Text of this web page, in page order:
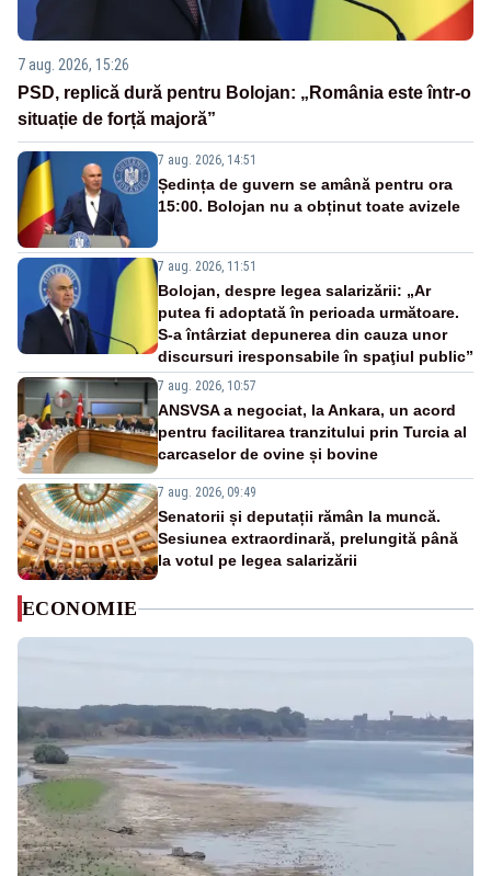
7 aug. 2026, 15:26
PSD, replică dură pentru Bolojan: „România este într-o
situație de forță majoră”
7 aug. 2026, 14:51
Ședința de guvern se amână pentru ora
15:00. Bolojan nu a obținut toate avizele
7 aug. 2026, 11:51
Bolojan, despre legea salarizării: „Ar
putea fi adoptată în perioada următoare.
S-a întârziat depunerea din cauza unor
discursuri iresponsabile în spaţiul public”
7 aug. 2026, 10:57
ANSVSA a negociat, la Ankara, un acord
pentru facilitarea tranzitului prin Turcia al
carcaselor de ovine și bovine
7 aug. 2026, 09:49
Senatorii și deputații rămân la muncă.
Sesiunea extraordinară, prelungită până
la votul pe legea salarizării
ECONOMIE